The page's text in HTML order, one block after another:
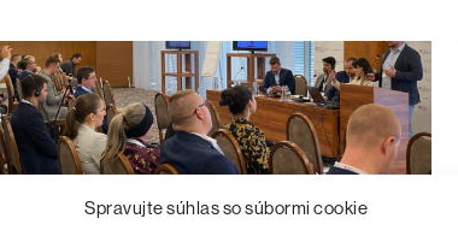
Spravujte súhlas so súbormi cookie